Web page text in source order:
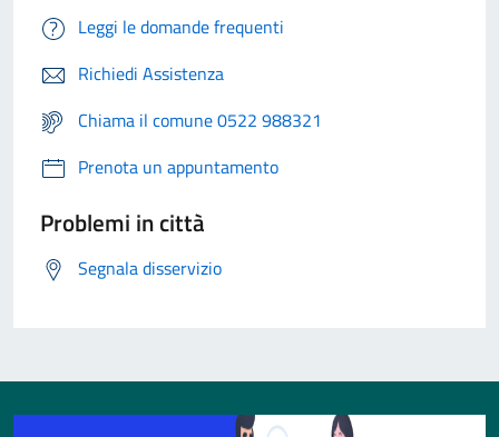
Leggi le domande frequenti
Richiedi Assistenza
Chiama il comune 0522 988321
Prenota un appuntamento
Problemi in città
Segnala disservizio